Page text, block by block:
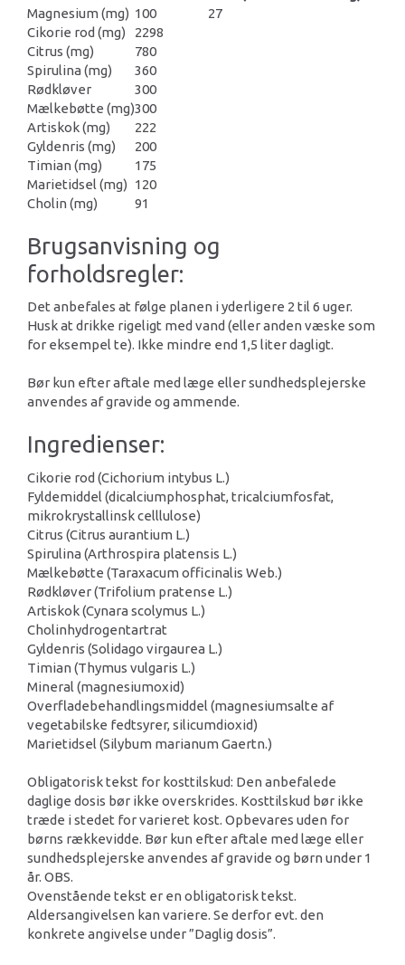
Magnesium (mg) 100
27
Cikorie rod (mg)
2298
Citrus (mg)
780
Spirulina (mg)
360
Rødkløver
300
Mælkebøtte (mg)300
Artiskok (mg)
222
Gyldenris (mg)
200
Timian (mg)
175
Marietidsel (mg) 120
Cholin (mg)
91
Brugsanvisning og
forholdsregler:
Det anbefales at følge planen i yderligere 2 til 6 uger.
Husk at drikke rigeligt med vand (eller anden væske som
for eksempel te). Ikke mindre end 1,5 liter dagligt.
Bør kun efter aftale med læge eller sundhedsplejerske
anvendes af gravide og ammende.
Ingredienser:
Cikorie rod (Cichorium intybus L.)
Fyldemiddel (dicalciumphosphat, tricalciumfosfat,
mikrokrystallinsk celllulose)
Citrus (Citrus aurantium L.)
Spirulina (Arthrospira platensis L.)
Mælkebøtte (Taraxacum officinalis Web.)
Rødkløver (Trifolium pratense L.)
Artiskok (Cynara scolymus L.)
Cholinhydrogentartrat
Gyldenris (Solidago virgaurea L.)
Timian (Thymus vulgaris L.)
Mineral (magnesiumoxid)
Overfladebehandlingsmiddel (magnesiumsalte af
vegetabilske fedtsyrer, silicumdioxid)
Marietidsel (Silybum marianum Gaertn.)
Obligatorisk tekst for kosttilskud: Den anbefalede
daglige dosis bør ikke overskrides. Kosttilskud bør ikke
træde i stedet for varieret kost. Opbevares uden for
børns rækkevidde. Bør kun efter aftale med læge eller
sundhedsplejerske anvendes af gravide og børn under 1
år. OBS.
Ovenstående tekst er en obligatorisk tekst.
Aldersangivelsen kan variere. Se derfor evt. den
konkrete angivelse under ”Daglig dosis”.